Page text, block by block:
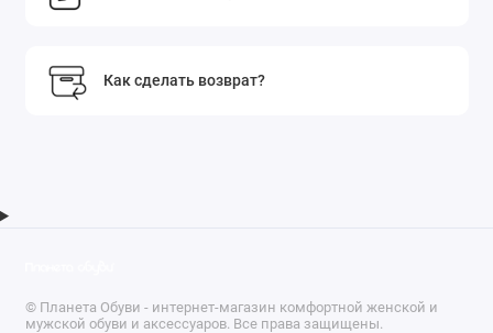
Как сделать возврат?
© Планета Обуви - интернет-магазин комфортной женской и
мужской обуви и аксессуаров. Все права защищены.